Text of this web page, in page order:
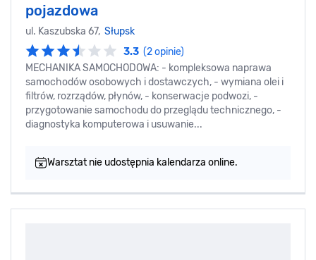
pojazdowa
ul. Kaszubska 67, Słupsk
3.3 (2 opinie)
MECHANIKA SAMOCHODOWA: - kompleksowa naprawa
samochodów osobowych i dostawczych, - wymiana olei i
filtrów, rozrządów, płynów, - konserwacje podwozi, -
przygotowanie samochodu do przeglądu technicznego, -
diagnostyka komputerowa i usuwanie...
Warsztat nie udostępnia kalendarza online.